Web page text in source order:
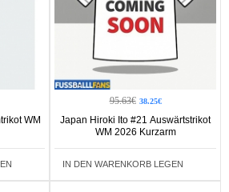
WM
95.63€ 38.25€
Japan Hiroki Ito #21 Auswärtstrikot
WM 2026 Kurzarm
IN DEN WARENKORB LEGEN